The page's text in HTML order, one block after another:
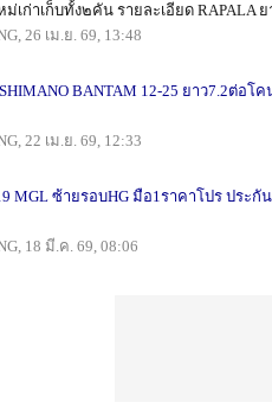
เก่าเก็บทั้ง๒คัน รายละเอียด RAPALA ยา
26 เม.ย. 69, 13:48
BANTAM 12-25 ยาว7.2ต่อโค
22 เม.ย. 69, 12:33
MGL ซ้ายรอบHG มือ1ราคาโปร ประ
18 มี.ค. 69, 08:06